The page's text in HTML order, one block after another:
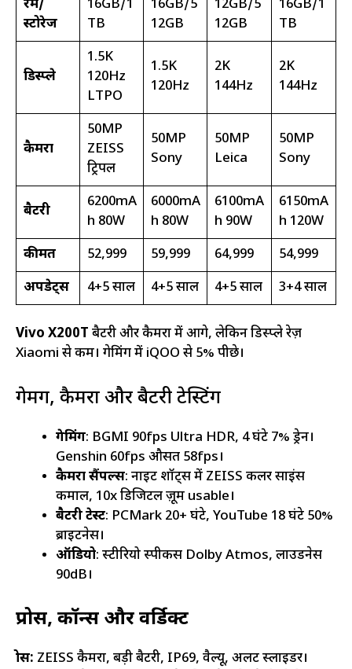
रैम/
स्टोरेज
16GB/1
TB
16GB/5
12GB
12GB/5
12GB
16GB/1
TB
डिस्प्ले
1.5K
120Hz
LTPO
1.5K
120Hz
2K
144Hz
2K
144Hz
कैमरा
50MP
ZEISS
ट्रिपल
50MP
Sony
50MP
Leica
50MP
Sony
बैटरी
6200mA
h 80W
6000mA
h 80W
6100mA
h 90W
6150mA
h 120W
कीमत
₹52,999 ₹59,999 ₹64,999
₹54,999
अपडेट्स
4+5 साल 4+5 साल 4+5 साल 3+4 साल
Vivo X200T बैटरी और कैमरा में आगे, लेकिन डिस्प्ले रेज़
Xiaomi से कम। गेमिंग में iQOO से 5% पीछे।
गेमिंग, कैमरा और बैटरी टेस्टिंग
गेमिंग: BGMI 90fps Ultra HDR, 4 घंटे 7% ड्रेन।
Genshin 60fps औसत 58fps।
कैमरा सैंपल्स: नाइट शॉट्स में ZEISS कलर साइंस
कमाल, 10x डिजिटल ज़ूम usable।
बैटरी टेस्ट: PCMark 20+ घंटे, YouTube 18 घंटे 50%
ब्राइटनेस।
ऑडियो: स्टीरियो स्पीकर्स Dolby Atmos, लाउडनेस
90dB।
प्रोस, कॉन्स और वर्डिक्ट
प्रोस: ZEISS कैमरा, बड़ी बैटरी, IP69, वैल्यू, अलर्ट स्लाइडर।